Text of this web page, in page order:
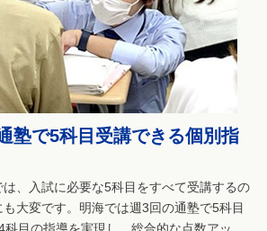
塾で5科目受講できる個別指
、入試に必要な5科目をすべて受講するの
大変です。明海では週3回の通塾で5科目